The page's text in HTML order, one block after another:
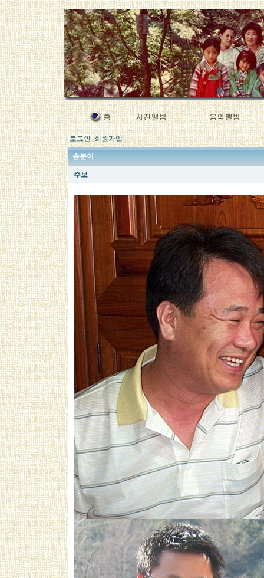
로그인 회원가입
송분이
주보